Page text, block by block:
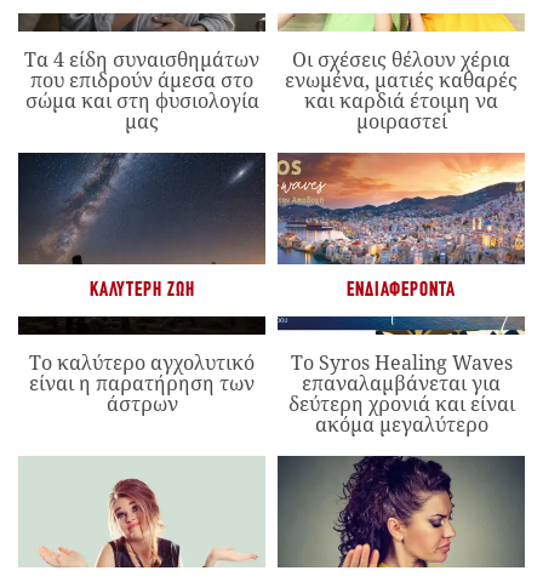
Τα 4 είδη συναισθημάτων
που επιδρούν άμεσα στο
σώμα και στη φυσιολογία
μας
Οι σχέσεις θέλουν χέρια
ενωμένα, ματιές καθαρές
και καρδιά έτοιμη να
μοιραστεί
ΚΑΛΎΤΕΡΗ ΖΩΉ
Το καλύτερο αγχολυτικό
είναι η παρατήρηση των
άστρων
ΕΝΔΙΑΦΈΡΟΝΤΑ
Το Syros Healing Waves
επαναλαμβάνεται για
δεύτερη χρονιά και είναι
ακόμα μεγαλύτερο